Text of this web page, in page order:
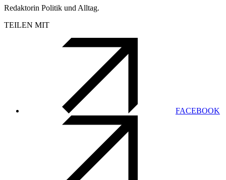
Redaktorin Politik und Alltag.
TEILEN MIT
FACEBOOK